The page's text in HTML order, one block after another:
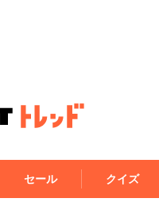
セール クイズ